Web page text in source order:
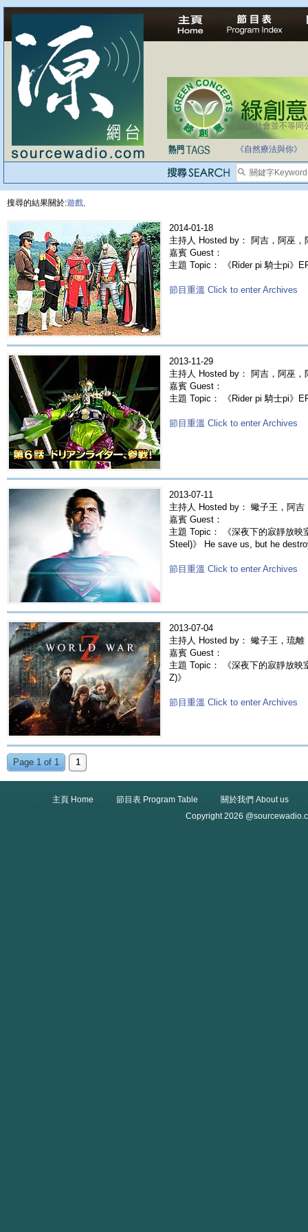
法治社會並不等同
自家教育合法化-
《自然療法與你》
搜尋的結果關於:遊戲,
2014-01-18
主持人 Hosted by： 阿吉，阿巫，
嘉賓 Guest：
主題 Topic： 《Rider pi 騎士pi》
節目重溫 Click to enter Archives
2013-11-29
主持人 Hosted by： 阿吉，阿巫
嘉賓 Guest：
主題 Topic： 《Rider pi 騎士pi》
節目重溫 Click to enter Archives
2013-07-11
主持人 Hosted by： 蠍子王，阿吉
嘉賓 Guest：
主題 Topic： 《深夜下的寂靜放映
Steel)》 He save us, but he
節目重溫 Click to enter Archives
2013-07-04
主持人 Hosted by： 蠍子王，琉離
嘉賓 Guest：
主題 Topic： 《深夜下的寂靜放映
Z)》
節目重溫 Click to enter Archives
Page 1 of 1 1
主頁 Home 節目表 Program Table
關於我們 About us
Copyright 2026